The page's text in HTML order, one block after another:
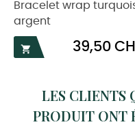
Bracelet wrap
argent

Prix
39,50
LES CLIENTS
PRODUIT ONT